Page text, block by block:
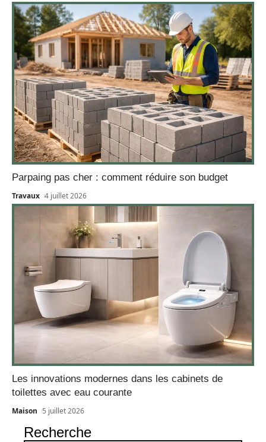
Parpaing pas cher : comment réduire son budget
Travaux 4 juillet 2026
Les innovations modernes dans les cabinets de
toilettes avec eau courante
Maison 5 juillet 2026
Recherche